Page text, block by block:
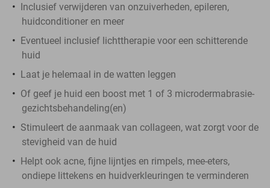
Inclusief verwijderen van onzuiverheden, epileren,
huidconditioner en meer
Eventueel inclusief lichttherapie voor een schitterende
huid
Laat je helemaal in de watten leggen
Of geef je huid een boost met 1 of 3 microdermabrasie-
gezichtsbehandeling(en)
Stimuleert de aanmaak van collageen, wat zorgt voor de
stevigheid van de huid
Helpt ook acne, fijne lijntjes en rimpels, mee-eters,
ondiepe littekens en huidverkleuringen te verminderen